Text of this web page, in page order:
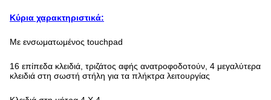
Κύρια χαρακτηριστικά:
Με ενσωματωμένος touchpad
16 επίπεδα κλειδιά, τριζάτος αφής ανατροφοδοτούν, 4 μεγαλύτερα
κλειδιά στη σωστή στήλη για τα πλήκτρα λειτουργίας